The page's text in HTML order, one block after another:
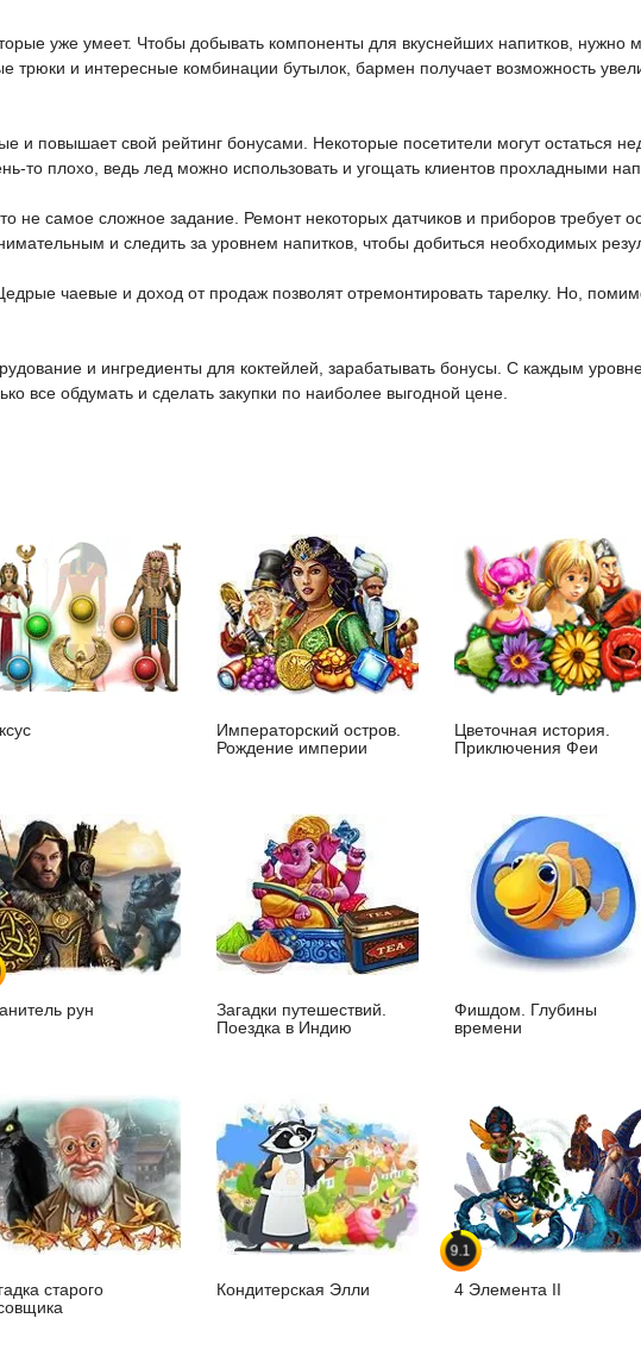
уже умеет. Чтобы добывать компоненты для вкуснейших напитков, нужно
трюки и интересные комбинации бутылок, бармен получает возможность
и повышает свой рейтинг бонусами. Некоторые посетители могут остаться
то плохо, ведь лед можно использовать и угощать клиентов прохладными
не самое сложное задание. Ремонт некоторых датчиков и приборов требует
и следить за уровнем напитков, чтобы добиться необходимых
чаевые и доход от продаж позволят отремонтировать тарелку. Но,
и ингредиенты для коктейлей, зарабатывать бонусы. С каждым
все обдумать и сделать закупки по наиболее выгодной цене.
Императорский остров.
Рождение империи
Цветочная история.
Приключения Феи
рун
Загадки путешествий.
Поездка в Индию
Фишдом. Глубины
времени
старого
Кондитерская Элли
9.1
4 Элемента II